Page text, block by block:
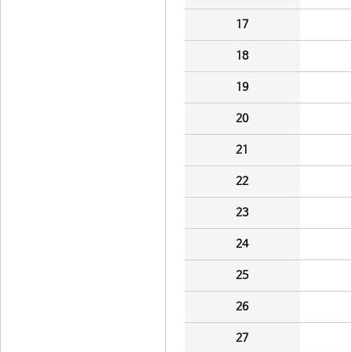
17
18
19
20
21
22
23
24
25
26
27